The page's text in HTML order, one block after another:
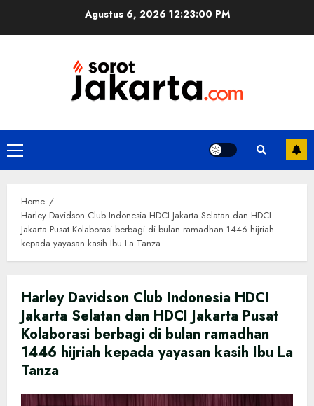
Agustus 6, 202612:23:01 PM
Primary
Menu
Home
Harley Davidson Club Indonesia HDCI Jakarta Selatan dan HDCI
Jakarta Pusat Kolaborasi berbagi di bulan ramadhan 1446 hijriah
kepada yayasan kasih Ibu La Tanza
Harley Davidson Club Indonesia HDCI
Jakarta Selatan dan HDCI Jakarta Pusat
Kolaborasi berbagi di bulan ramadhan
1446 hijriah kepada yayasan kasih Ibu La
Tanza